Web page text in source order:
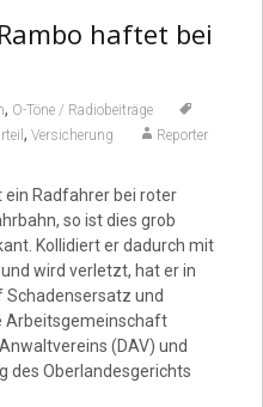
haftet bei
, O-Töne / Radiobeiträge
, Versicherung Reporter
ein Radfahrer bei roter
so ist dies grob
Kollidiert er dadurch mit
wird verletzt, hat er in
Schadensersatz und
Arbeitsgemeinschaft
(DAV) und
des Oberlandesgerichts